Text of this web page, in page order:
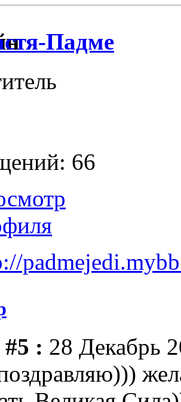
Падме
66
: 28 Декабрь